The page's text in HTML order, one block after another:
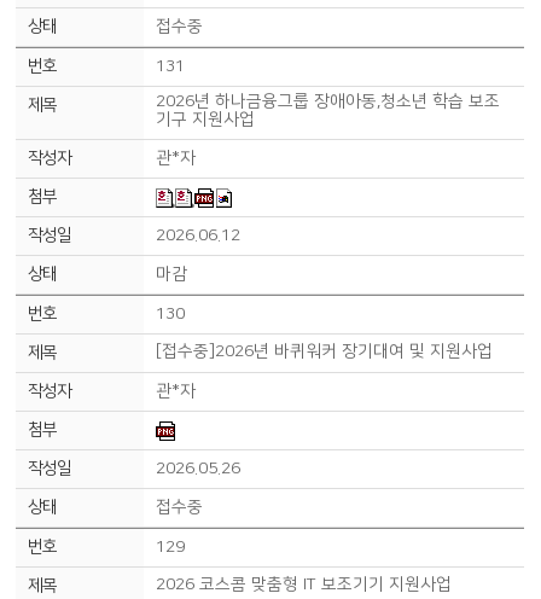
접수중
131
2026년 하나금융그룹 장애아동,청소년 학습 보조
기구 지원사업
관*자
2026.06.12
마감
130
[접수중]2026년 바퀴워커 장기대여 및 지원사업
관*자
2026.05.26
접수중
129
2026 코스콤 맞춤형 IT 보조기기 지원사업